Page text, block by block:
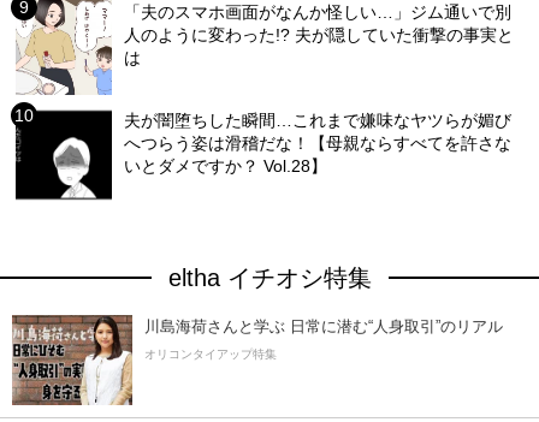
「夫のスマホ画面がなんか怪しい…」ジム通いで別
人のように変わった!? 夫が隠していた衝撃の事実と
は
夫が闇堕ちした瞬間…これまで嫌味なヤツらが媚び
へつらう姿は滑稽だな！【母親ならすべてを許さな
いとダメですか？ Vol.28】
eltha イチオシ特集
川島海荷さんと学ぶ 日常に潜む“人身取引”のリアル
オリコンタイアップ特集